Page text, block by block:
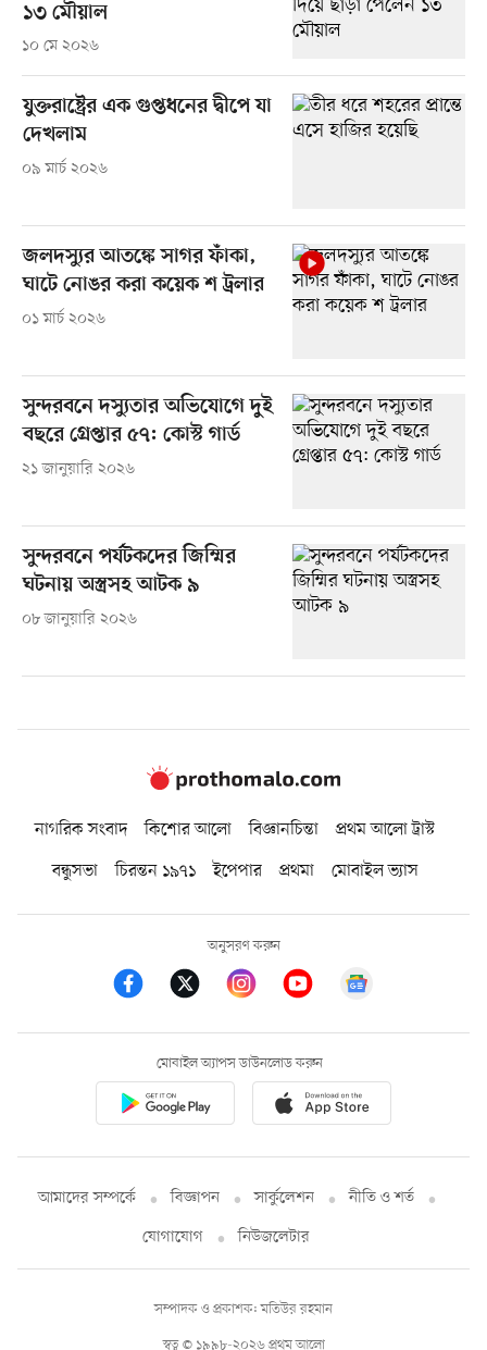
১৩ মৌয়াল
১০ মে ২০২৬
যুক্তরাষ্ট্রের এক গুপ্তধনের দ্বীপে যা
দেখলাম
০৯ মার্চ ২০২৬
জলদস্যুর আতঙ্কে সাগর ফাঁকা,
ঘাটে নোঙর করা কয়েক শ ট্রলার
০১ মার্চ ২০২৬
সুন্দরবনে দস্যুতার অভিযোগে দুই
বছরে গ্রেপ্তার ৫৭: কোস্ট গার্ড
২১ জানুয়ারি ২০২৬
সুন্দরবনে পর্যটকদের জিম্মির
ঘটনায় অস্ত্রসহ আটক ৯
০৮ জানুয়ারি ২০২৬
নাগরিক সংবাদ কিশোর আলো বিজ্ঞানচিন্তা
প্রথম আলো ট্রাস্ট
বন্ধুসভা
চিরন্তন ১৯৭১ ইপেপার প্রথমা মোবাইল ভ্যাস
অনুসরণ করুন
মোবাইল অ্যাপস ডাউনলোড করুন
আমাদের সম্পর্কে বিজ্ঞাপন সার্কুলেশন
নীতি ও শর্ত
যোগাযোগ
নিউজলেটার
স্বত্ব © ১৯৯৮-২০২৬ প্রথম আলো
সম্পাদক ও প্রকাশক: মতিউর রহমান